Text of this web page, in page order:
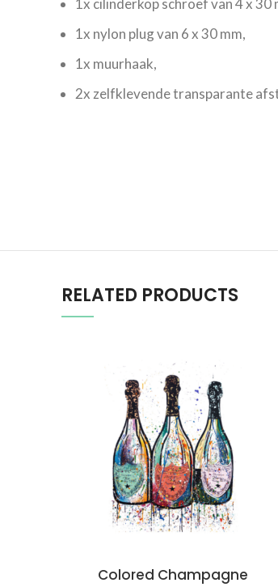
1x cilinderkop schroef van 4 x 30
1x nylon plug van 6 x 30 mm,
1x muurhaak,
2x zelfklevende transparante
RELATED PRODUCTS
SELECT OPTIONS
Colored Champagne